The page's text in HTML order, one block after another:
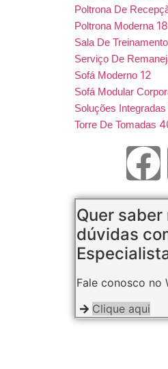
Poltrona De
Poltrona Moderna 18
Sala De Treinamento
Serviço De
Sofá Moderno 12
Sofá Modular
Soluções Integradas
Torre De Tomadas
Quer
dúvidas
Fale conosco no
Clique aqui